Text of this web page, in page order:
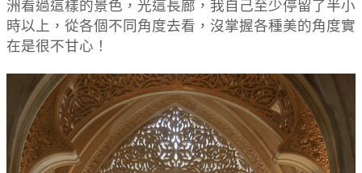
洲看過這樣的景色，光這長廊，我自己至少停留了半小
時以上，從各個不同角度去看，沒掌握各種美的角度實
在是很不甘心！